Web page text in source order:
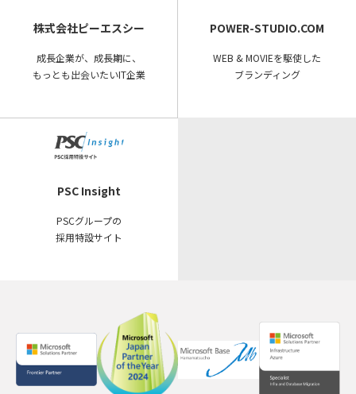
株式会社ピーエスシー
成長企業が、成長期に、
もっとも出会いたいIT企業
POWER-STUDIO.COM
WEB & MOVIEを駆使した
ブランディング
PSC Insight
PSCグループの
採用特設サイト